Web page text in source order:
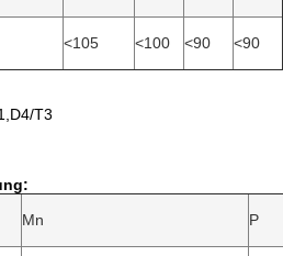
<105 <100 <90 <90
T3
Mn P